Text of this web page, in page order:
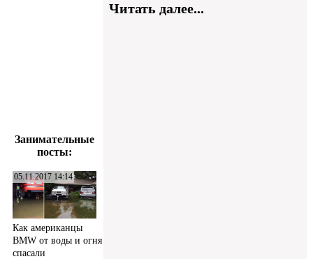
Занимательные
посты:
05.11.2017 14:14
Как американцы
BMW от воды и огня
спасали
Читать далее...